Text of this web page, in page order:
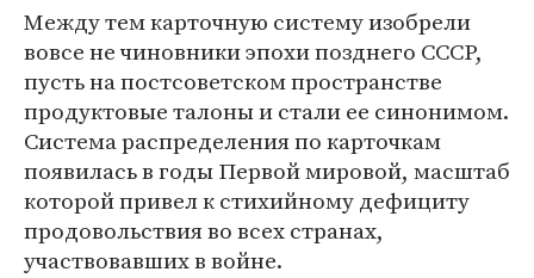
Между тем карточную систему изобрели
вовсе не чиновники эпохи позднего СССР,
пусть на постсоветском пространстве
продуктовые талоны и стали ее синонимом.
Система распределения по карточкам
появилась в годы Первой мировой, масштаб
которой привел к стихийному дефициту
продовольствия во всех странах,
участвовавших в войне.